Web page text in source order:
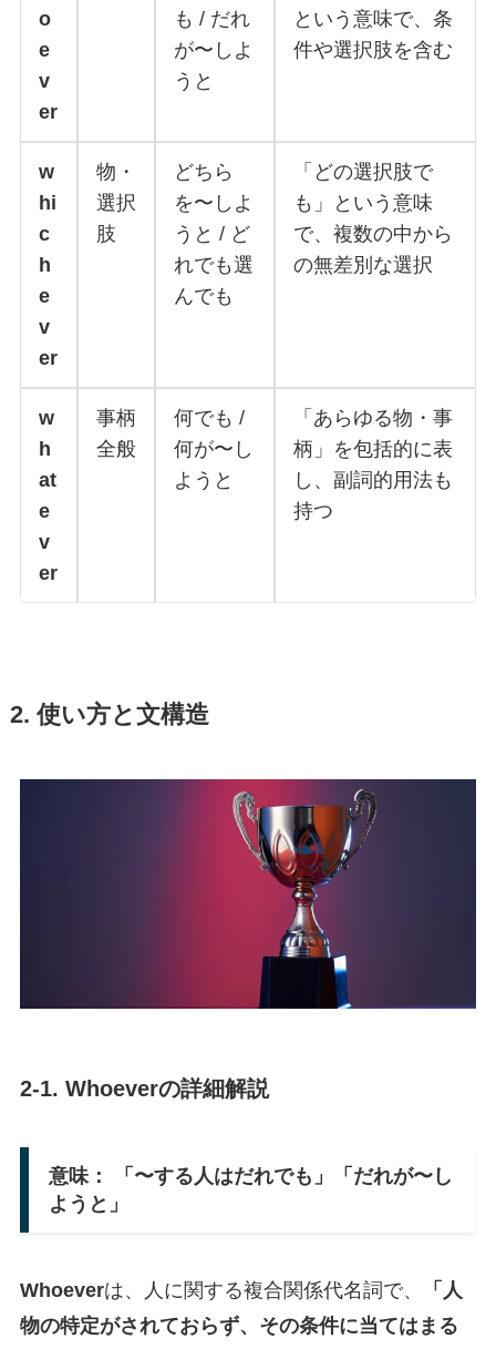
o
e
v
er
も / だれ
が〜しよ
うと
という意味で、条
件や選択肢を含む
w
hi
c
h
e
v
er
物・
選択
肢
どちら
を〜しよ
うと / ど
れでも選
んでも
「どの選択肢で
も」という意味
で、複数の中から
の無差別な選択
w
h
at
e
v
er
事柄
全般
何でも /
何が〜し
ようと
「あらゆる物・事
柄」を包括的に表
し、副詞的用法も
持つ
2. 使い方と文構造
2-1. Whoeverの詳細解説
意味：
「〜する人はだれでも」「だれが〜し
ようと」
Whoeverは、人に関する複合関係代名詞で、
「人
物の特定がされておらず、その条件に当てはまる